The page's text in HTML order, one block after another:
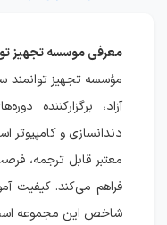
معرفی موسسه تجهیز
مؤسسه تجهیز توانمند
آزاد، برگزارکننده
دندانسازی و کامپیوتر
معتبر قابل ترجمه،
فراهم می‌کند. کیفیت
شاخص این مجموعه